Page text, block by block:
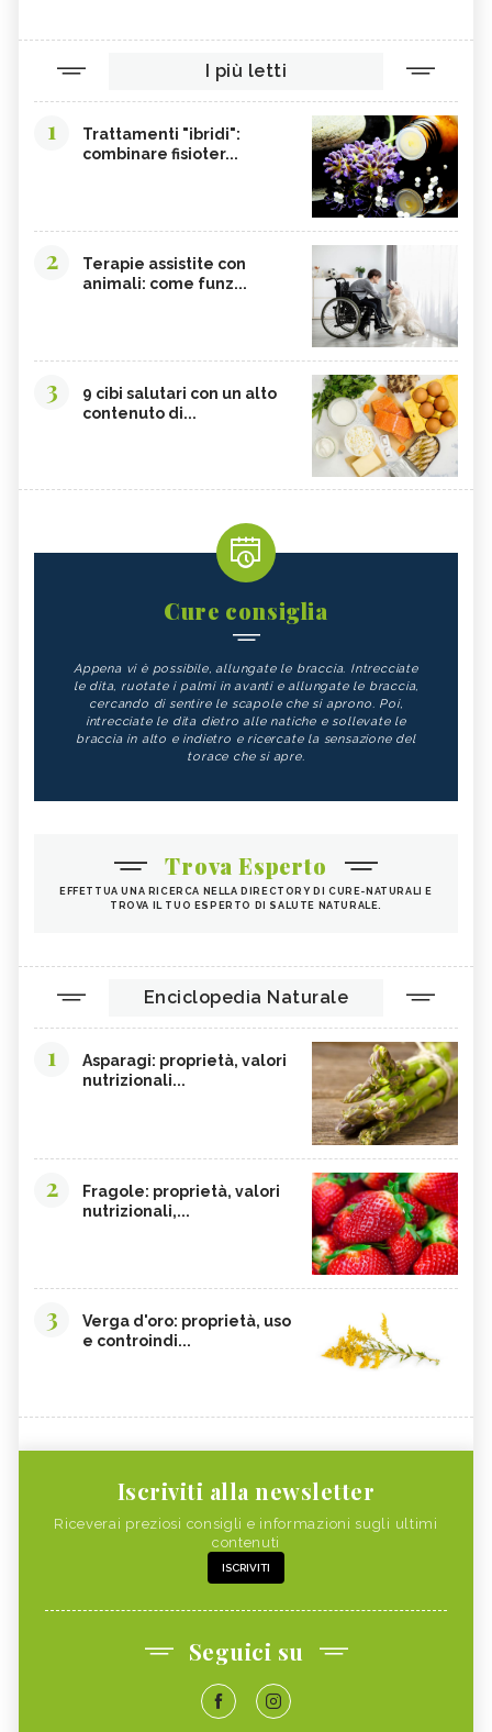
I più letti
1
Trattamenti "ibridi":
combinare fisioter...
2
Terapie assistite con
animali: come funz...
3
9 cibi salutari con un alto
contenuto di...
Cure consiglia
Appena vi è possibile, allungate le braccia. Intrecciate
le dita, ruotate i palmi in avanti e allungate le braccia,
cercando di sentire le scapole che si aprono. Poi,
intrecciate le dita dietro alle natiche e sollevate le
braccia in alto e indietro e ricercate la sensazione del
torace che si apre.
Trova Esperto
EFFETTUA UNA RICERCA NELLA DIRECTORY DI CURE-NATURALI E
TROVA IL TUO ESPERTO DI SALUTE NATURALE.
Enciclopedia Naturale
1
Asparagi: proprietà, valori
nutrizionali...
2
Fragole: proprietà, valori
nutrizionali,...
3
Verga d'oro: proprietà, uso
e controindi...
Iscriviti alla newsletter
Riceverai preziosi consigli e informazioni sugli ultimi
contenuti
ISCRIVITI
Seguici su